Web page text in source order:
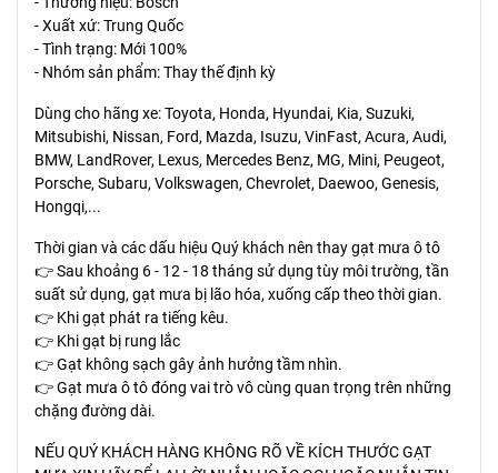
- Xuất xứ: Trung Quốc
- Tình trạng: Mới 100%
- Nhóm sản phẩm: Thay thế định kỳ
Dùng cho hãng xe: Toyota, Honda, Hyundai, Kia, Suzuki,
Mitsubishi, Nissan, Ford, Mazda, Isuzu, VinFast, Acura, Audi,
BMW, LandRover, Lexus, Mercedes Benz, MG, Mini, Peugeot,
Porsche, Subaru, Volkswagen, Chevrolet, Daewoo, Genesis,
Hongqi,...
Thời gian và các dấu hiệu Quý khách nên thay gạt mưa ô tô
👉 Sau khoảng 6 - 12 - 18 tháng sử dụng tùy môi trường, tần
suất sử dụng, gạt mưa bị lão hóa, xuống cấp theo thời gian.
👉 Khi gạt phát ra tiếng kêu.
👉 Khi gạt bị rung lắc
👉 Gạt không sạch gây ảnh hưởng tầm nhìn.
👉 Gạt mưa ô tô đóng vai trò vô cùng quan trọng trên những
chặng đường dài.
NẾU QUÝ KHÁCH HÀNG KHÔNG RÕ VỀ KÍCH THƯỚC GẠT